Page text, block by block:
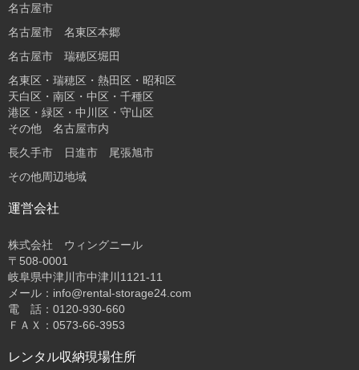
名古屋市
名古屋市 名東区本郷
名古屋市 瑞穂区堀田
名東区・瑞穂区・熱田区・昭和区
天白区・南区・中区・千種区
港区・緑区・中川区・守山区
その他 名古屋市内
長久手市 日進市 尾張旭市
その他周辺地域
運営会社
株式会社 ウィングニール
〒508-0001
岐阜県中津川市中津川1121-11
メール：info@rental-storage24.com
電 話：0120-930-660
ＦＡＸ：0573-66-3953
レンタル収納現場住所